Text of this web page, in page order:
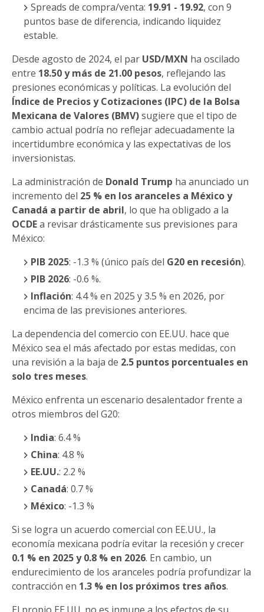
Spreads de compra/venta: 19.91 - 19.92, con 9
puntos base de diferencia, indicando liquidez
estable.
Desde agosto de 2024, el par USD/MXN ha oscilado
entre 18.50 y más de 21.00 pesos, reflejando las
presiones económicas y políticas. La evolución del
Índice de Precios y Cotizaciones (IPC) de la Bolsa
Mexicana de Valores (BMV)sugiere que el tipo de
cambio actual podría no reflejar adecuadamente la
incertidumbre económica y las expectativas de los
inversionistas.
La administración de Donald Trump ha anunciado un
incremento del 25 % en los aranceles a México y
Canadá a partir de abril, lo que ha obligado a la
OCDEa revisar drásticamente sus previsiones para
México:
PIB 2025: -1.3 % (único país del G20 en recesión).
PIB 2026: -0.6 %.
Inflación: 4.4 % en 2025 y 3.5 % en 2026, por
encima de las previsiones anteriores.
La dependencia del comercio con EE.UU. hace que
México sea el más afectado por estas medidas, con
una revisión a la baja de 2.5 puntos porcentuales en
solo tres meses.
México enfrenta un escenario desalentador frente a
otros miembros del G20:
India: 6.4 %
China: 4.8 %
EE.UU.: 2.2 %
Canadá: 0.7 %
México: -1.3 %
Si se logra un acuerdo comercial con EE.UU., la
economía mexicana podría evitar la recesión y crecer
0.1 % en 2025 y 0.8 % en 2026. En cambio, un
endurecimiento de los aranceles podría profundizar la
contracción en 1.3 % en los próximos tres años.